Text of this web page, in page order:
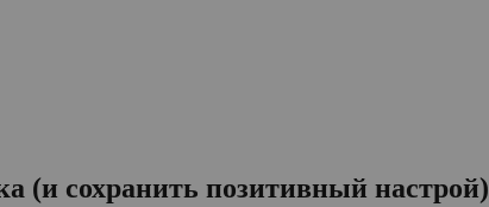
(и сохранить позитивный настрой)